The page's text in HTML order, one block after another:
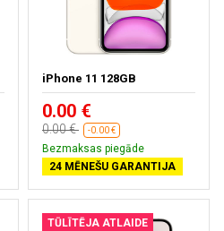
iPhone 11 128GB
0.00 €
0.00 € -0.00 €
Bezmaksas piegāde
24 MĒNEŠU GARANTIJA
TŪLĪTĒJA ATLAIDE